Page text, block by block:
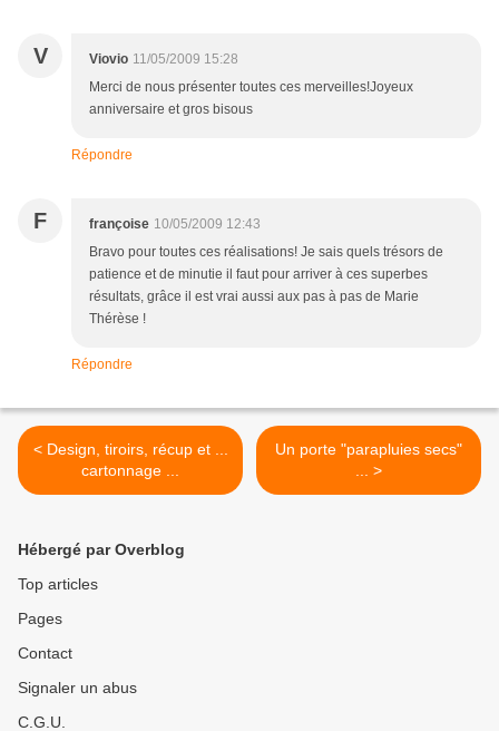
V Viovio 11/05/2009 15:28
Merci de nous présenter toutes ces merveilles!Joyeux
anniversaire et gros bisous
Répondre
F françoise 10/05/2009 12:43
Bravo pour toutes ces réalisations! Je sais quels trésors de
patience et de minutie il faut pour arriver à ces superbes
résultats, grâce il est vrai aussi aux pas à pas de Marie
Thérèse !
Répondre
< Design, tiroirs, récup et ...
cartonnage ...
Un porte "parapluies secs"
... >
Hébergé par Overblog
Top articles
Pages
Contact
Signaler un abus
C.G.U.